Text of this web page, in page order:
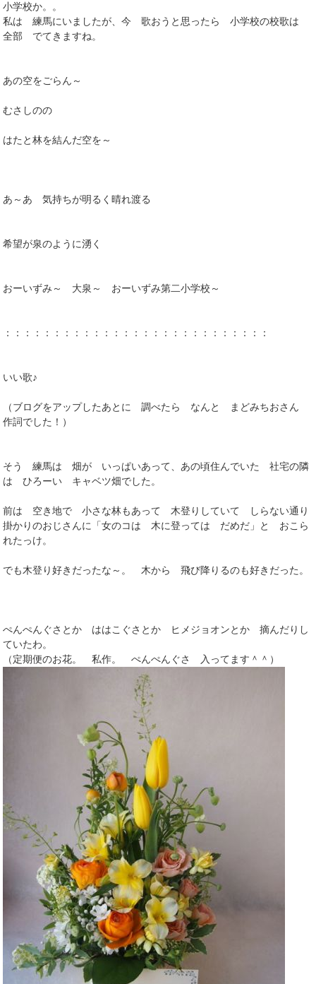
小学校か。。
私は 練馬にいましたが、今 歌おうと思ったら 小学校の校歌は
全部 でてきますね。
あの空をごらん～
むさしのの
はたと林を結んだ空を～
あ～あ 気持ちが明るく晴れ渡る
希望が泉のように湧く
おーいずみ～ 大泉～ おーいずみ第二小学校～
：：：：：：：：：：：：：：：：：：：：：：：：：：：
いい歌♪
（ブログをアップしたあとに 調べたら なんと まどみちおさん
作詞でした！）
そう 練馬は 畑が いっぱいあって、あの頃住んでいた 社宅の隣
は ひろーい キャベツ畑でした。
前は 空き地で 小さな林もあって 木登りしていて しらない通り
掛かりのおじさんに「女のコは 木に登っては だめだ」と おこら
れたっけ。
でも木登り好きだったな～。 木から 飛び降りるのも好きだった。
ぺんぺんぐさとか ははこぐさとか ヒメジョオンとか 摘んだりし
ていたわ。
（定期便のお花。 私作。 ぺんぺんぐさ 入ってます＾＾）